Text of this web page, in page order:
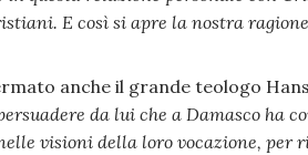
E così si apre la nostra
anche il grande teologo
da lui che a Damasco ha
visioni della loro vocazione, per